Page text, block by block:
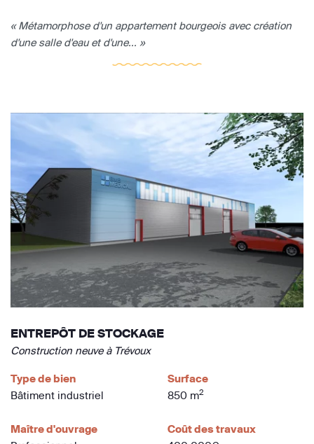
« Métamorphose d'un appartement bourgeois avec création
d'une salle d'eau et d'une... »
ENTREPÔT DE STOCKAGE
Construction neuve à Trévoux
Type de bien
Bâtiment industriel
Surface
850 m2
Maître d'ouvrage
Coût des travaux